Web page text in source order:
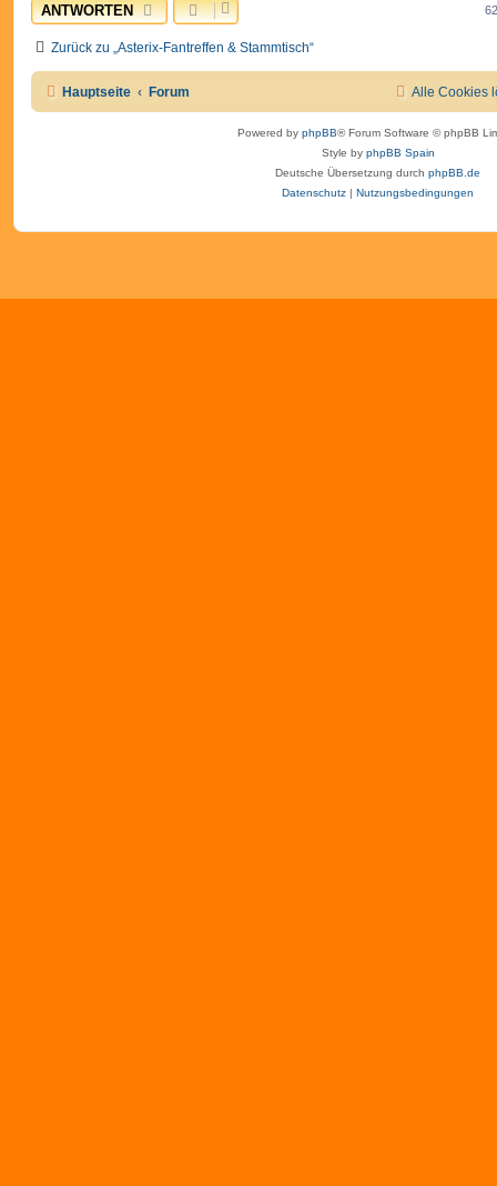
ANTWORTEN
Zurück zu „Asterix-Fantreffen & Stammtisch“
Hauptseite Forum Alle Cookies
Powered by phpBB® Forum Software © phpBB
Style by phpBB Spain
Deutsche Übersetzung durch phpBB.de
Datenschutz | Nutzungsbedingungen